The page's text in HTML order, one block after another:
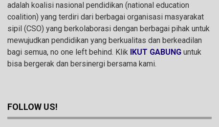
adalah koalisi nasional pendidikan (national education
coalition) yang terdiri dari berbagai organisasi masyarakat
sipil (CSO) yang berkolaborasi dengan berbagai pihak untuk
mewujudkan pendidikan yang berkualitas dan berkeadilan
bagi semua, no one left behind. Klik IKUT GABUNG untuk
bisa bergerak dan bersinergi bersama kami.
FOLLOW US!